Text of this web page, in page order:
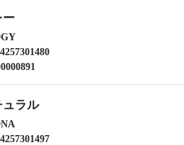
ー
ラル